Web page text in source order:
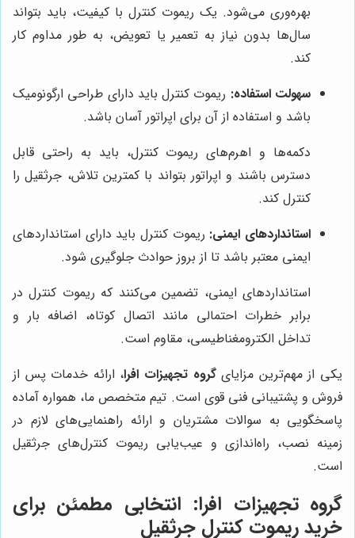
بهره‌وری می‌شود. یک ریموت کنترل با کیفیت، باید بتواند
سال‌ها بدون نیاز به تعمیر یا تعویض، به طور مداوم کار
کند.
سهولت استفاده: ریموت کنترل باید دارای طراحی ارگونومیک
باشد و استفاده از آن برای اپراتور آسان باشد.
دکمه‌ها و اهرم‌های ریموت کنترل، باید به راحتی قابل
دسترس باشند و اپراتور بتواند با کمترین تلاش، جرثقیل را
کنترل کند.
استانداردهای ایمنی: ریموت کنترل باید دارای استانداردهای
ایمنی معتبر باشد تا از بروز حوادث جلوگیری شود.
استانداردهای ایمنی، تضمین می‌کنند که ریموت کنترل در
برابر خطرات احتمالی مانند اتصال کوتاه، اضافه بار و
تداخل الکترومغناطیسی، مقاوم است.
یکی از مهم‌ترین مزایایگروه تجهیزات افرا، ارائه خدمات پس از
فروش و پشتیبانی فنی قوی است. تیم متخصص ما، همواره آماده
پاسخگویی به سوالات مشتریان و ارائه راهنمایی‌های لازم در
زمینه نصب، راه‌اندازی و عیب‌یابی ریموت کنترل‌های جرثقیل
است.
گروه تجهیزات افرا: انتخابی مطمئن برای
خرید ریموت کنترل جرثقیل